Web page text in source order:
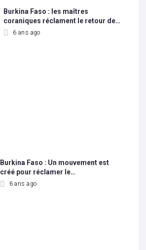
Burkina Faso : les maîtres
coraniques réclament le retour de…
6 ans ago
Burkina Faso : Un mouvement est
créé pour réclamer le…
6 ans ago